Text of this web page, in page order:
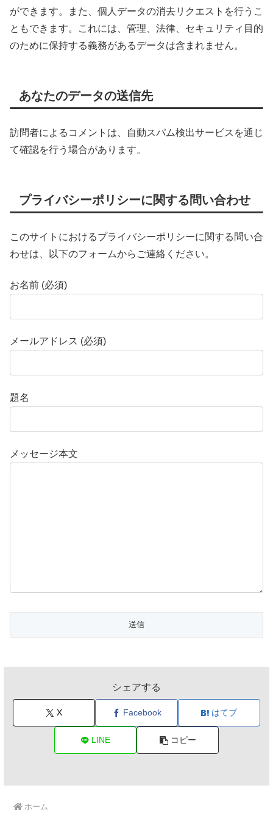
ができます。また、個人データの消去リクエストを行うこ
ともできます。これには、管理、法律、セキュリティ目的
のために保持する義務があるデータは含まれません。
あなたのデータの送信先
訪問者によるコメントは、自動スパム検出サービスを通じ
て確認を行う場合があります。
プライバシーポリシーに関する問い合わせ
このサイトにおけるプライバシーポリシーに関する問い合
わせは、以下のフォームからご連絡ください。
お名前 (必須)
メールアドレス (必須)
題名
メッセージ本文
シェアする
X Facebook はてブ
LINE コピー
ホーム